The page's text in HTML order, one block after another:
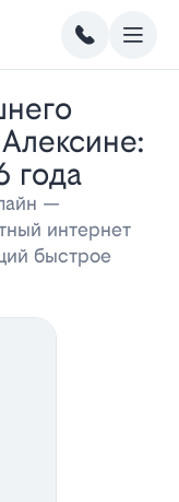
года
—
интернет
быстрое